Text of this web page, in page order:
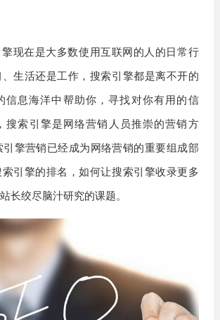
现在是大多数使用互联网的人的日常行
生活还是工作，搜索引擎都是离不开的
信息海洋中帮助你，寻找对你有用的信
搜索引擎是网络营销人员推崇的营销方
擎营销已经成为网络营销的重要组成部
引擎的排名，如何让搜索引擎收录更多
长绞尽脑汁研究的课题。